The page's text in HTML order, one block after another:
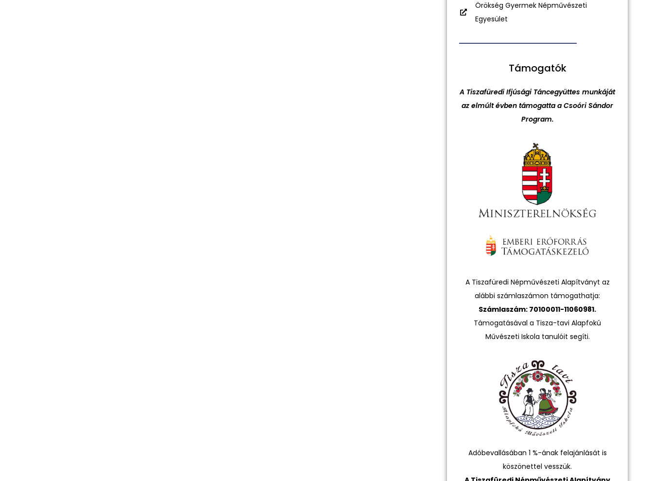
Örökség Gyermek Népművészeti
Egyesület
Támogatók
A Tiszafüredi Ifjúsági Táncegyüttes munkáját
az elmúlt évben támogatta a Csoóri Sándor
Program.
A Tiszafüredi Népművészeti Alapítványt az
alábbi számlaszámon támogathatja:
Számlaszám: 70100011-11060981.
Támogatásával a Tisza-tavi Alapfokú
Művészeti Iskola tanulóit segíti.
Adóbevallásában 1 %-ának felajánlását is
köszönettel vesszük.